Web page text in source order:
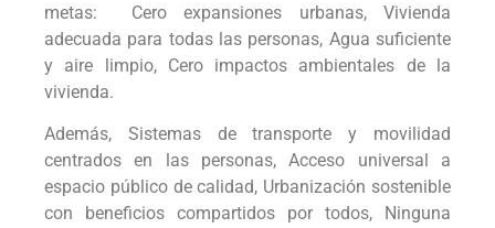
metas: Cero expansiones urbanas, Vivienda
adecuada para todas las personas, Agua suficiente
y aire limpio, Cero impactos ambientales de la
vivienda.
Además, Sistemas de transporte y movilidad
centrados en las personas, Acceso universal a
espacio público de calidad, Urbanización sostenible
con beneficios compartidos por todos, Ninguna